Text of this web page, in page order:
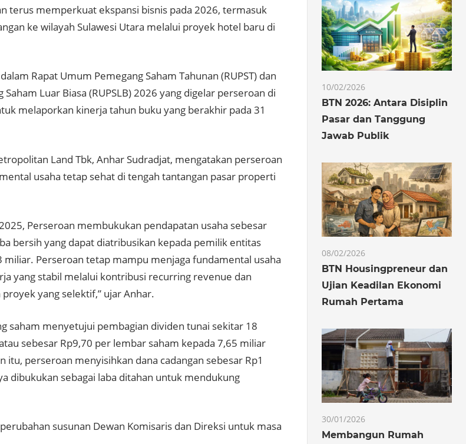
terus memperkuat ekspansi bisnis pada 2026, termasuk
ke wilayah Sulawesi Utara melalui proyek hotel baru di
Rapat Umum Pemegang Saham Tahunan (RUPST) dan
Luar Biasa (RUPSLB) 2026 yang digelar perseroan di
melaporkan kinerja tahun buku yang berakhir pada 31
Land Tbk, Anhar Sudradjat, mengatakan perseroan
usaha tetap sehat di tengah tantangan pasar properti
Perseroan membukukan pendapatan usaha sebesar
bersih yang dapat diatribusikan kepada pemilik entitas
miliar. Perseroan tetap mampu menjaga fundamental usaha
yang stabil melalui kontribusi recurring revenue dan
yang selektif,” ujar Anhar.
saham menyetujui pembagian dividen tunai sekitar 18
sebesar Rp9,70 per lembar saham kepada 7,65 miliar
itu, perseroan menyisihkan dana cadangan sebesar Rp1
dibukukan sebagai laba ditahan untuk mendukung
susunan Dewan Komisaris dan Direksi untuk masa
10/02/2026
BTN 2026: Antara Disiplin
Pasar dan Tanggung
Jawab Publik
08/02/2026
BTN Housingpreneur dan
Ujian Keadilan Ekonomi
Rumah Pertama
30/01/2026
Membangun Rumah